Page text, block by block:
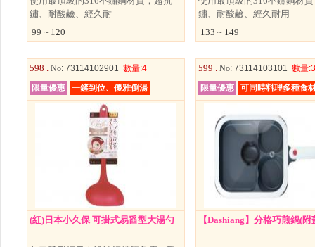
鏽、耐酸鹼、經久耐
99 ~ 120
鏽、耐酸鹼、經久耐用
133 ~ 149
598 . No: 73114102901 數量:4
限量優惠
一鏟到位、優雅倒湯
(紅)日本小久保 可掛式易舀型大湯勺
599 . No: 73114103101 數量:3
限量優惠
可同時料理多種食
【Dashiang】分格巧煎鍋(附